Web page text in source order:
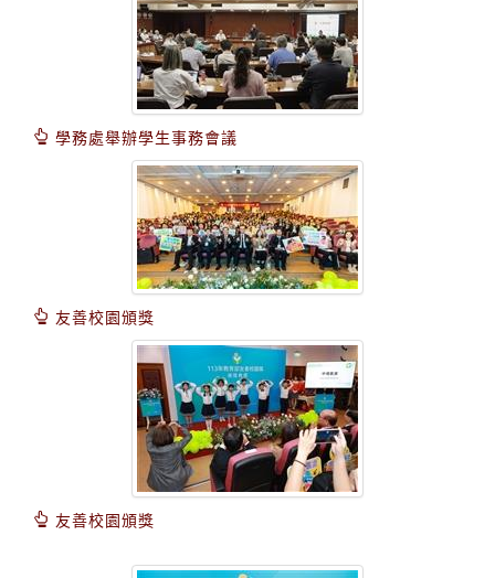
學務處舉辦學生事務會議
友善校園頒獎
友善校園頒獎